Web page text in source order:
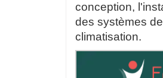
conception,
des systèmes
climatisation.